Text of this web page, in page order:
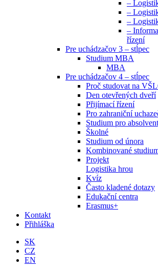
–
–
–
–
řízení
Pre uchádzačov 3 – stĺpec
Studium MBA
MBA
Pre uchádzačov 4 – stĺpec
Proč studovat na
Den otevřených dveří
Přijímací řízení
Pro zahraniční
Studium pro
Školné
Studium od února
Kombinované
Projekt
Logistika hrou
Kvíz
Často kladené dotazy
Edukační centra
Erasmus+
Kontakt
Přihláška
SK
CZ
EN